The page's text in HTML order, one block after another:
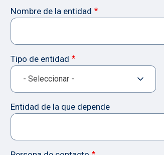
Nombre de la entidad
Tipo de entidad
Entidad de la que depende